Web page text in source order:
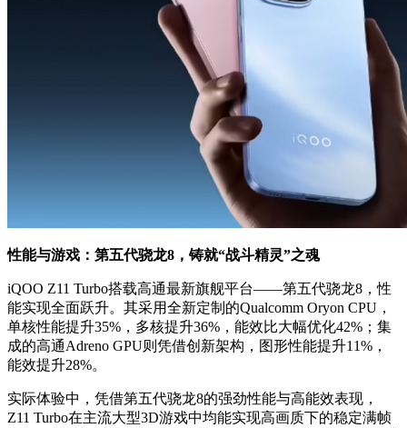
性能与游戏：第五代骁龙8 ，铸就“战斗精灵”之魂
iQOO Z11 Turbo搭载高通最新旗舰平台——第五代骁龙8，性
能实现全面跃升。其采用全新定制的Qualcomm Oryon CPU，
单核性能提升35%，多核提升36%，能效比大幅优化42%；集
成的高通Adreno GPU则凭借创新架构，图形性能提升11%，
能效提升28%。
实际体验中，凭借第五代骁龙8的强劲性能与高能效表现，
Z11 Turbo在主流大型3D游戏中均能实现高画质下的稳定满帧